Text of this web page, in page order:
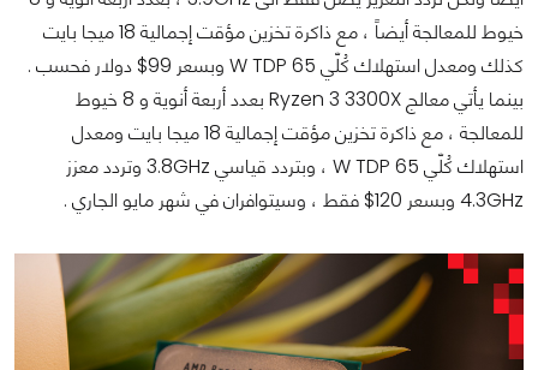
خيوط للمعالجة أيضاً ، مع ذاكرة تخزين مؤقت إجمالية 18 ميجا بايت
كذلك ومعدل استهلاك كُلّي 65 W TDP وبسعر 99$ دولار فحسب .
بينما يأتي معالج Ryzen 3 3300X بعدد أربعة أنوية و 8 خيوط
للمعالجة ، مع ذاكرة تخزين مؤقت إجمالية 18 ميجا بايت ومعدل
استهلاك كُلّي 65 W TDP ، وبتردد قياسي 3.8GHz وتردد معزز
4.3GHz وبسعر 120$ فقط ، وسيتوافران في شهر مايو الجاري .